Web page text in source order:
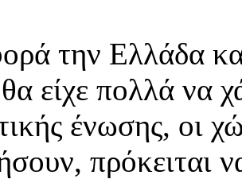
την Ελλάδα
είχε πολλά να
ένωσης, οι
πρόκειται